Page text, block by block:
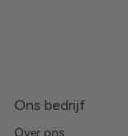
Ons bedrijf
Over ons